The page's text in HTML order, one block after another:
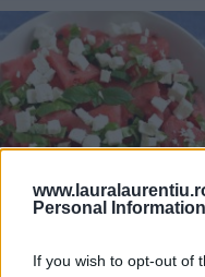
Personal Information
If you wish to opt-out of